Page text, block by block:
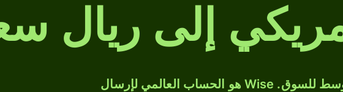
حوّل USD إلى SAR بسعر الصرف المتوسط للسوق. Wise هو الحساب العالمي لإرسال